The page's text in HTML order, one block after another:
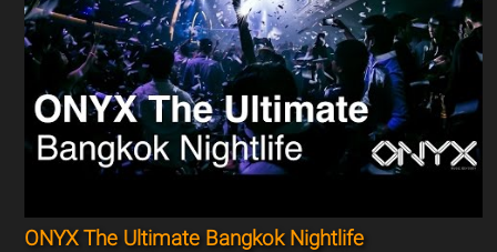
ONYX The Ultimate Bangkok Nightlife